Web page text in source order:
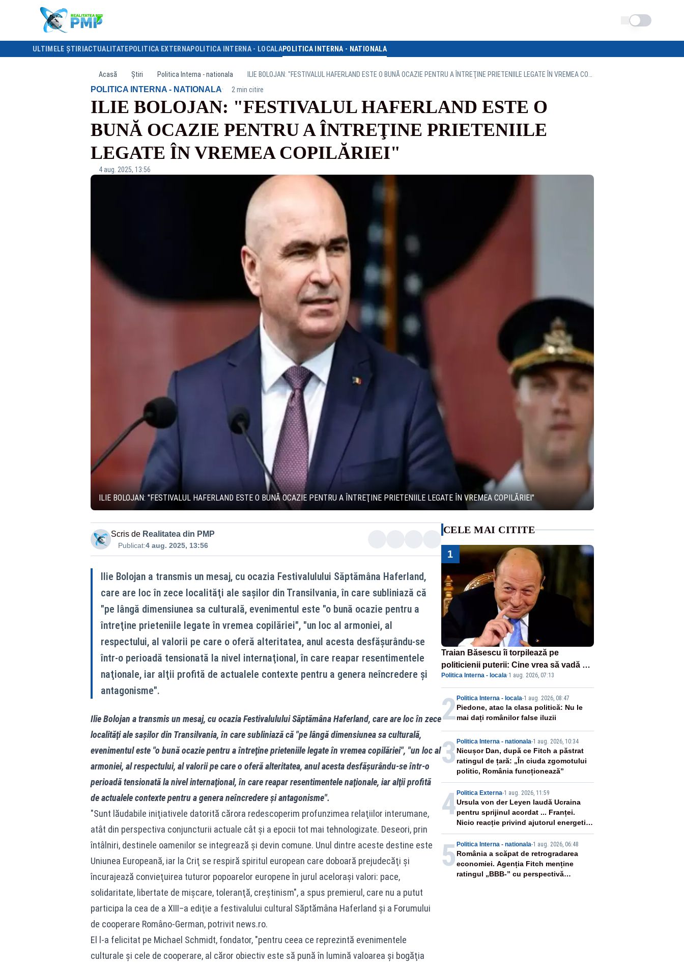
Schimba tema
ULTIMELE ȘTIRI ACTUALITATE POLITICA EXTERNAPOLITICA INTERNA - LOCALAPOLITICA INTERNA - NATIONALA
Acasă Știri Politica Interna - nationala
POLITICA INTERNA - NATIONALA· 2 min citire
ILIE BOLOJAN: "FESTIVALUL HAFERLAND ESTE O
BUNĂ OCAZIE PENTRU A ÎNTREŢINE PRIETENIILE
LEGATE ÎN VREMEA COPILĂRIEI"
4 aug. 2025, 13:56
ILIE BOLOJAN: "FESTIVALUL HAFERLAND ESTE O BUNĂ OCAZIE PENTRU A ÎNTREŢINE PRIETENIILE LEGATE ÎN VREMEA COPILĂRIEI"
Scris de Realitatea din PMP
Publicat:4 aug. 2025, 13:56
Ilie Bolojan a transmis un mesaj, cu ocazia Festivalulului Săptămâna Haferland,
care are loc în zece localităţi ale saşilor din Transilvania, în care subliniază că
"pe lângă dimensiunea sa culturală, evenimentul este "o bună ocazie pentru a
întreţine prieteniile legate în vremea copilăriei", "un loc al armoniei, al
respectului, al valorii pe care o oferă alteritatea, anul acesta desfăşurându-se
într-o perioadă tensionată la nivel internaţional, în care reapar resentimentele
naţionale, iar alţii profită de actualele contexte pentru a genera neîncredere şi
antagonisme".
Ilie Bolojan a transmis un mesaj, cu ocazia Festivalulului Săptămâna Haferland, care are loc în zece
localităţi ale saşilor din Transilvania, în care subliniază că "pe lângă dimensiunea sa culturală,
evenimentul este "o bună ocazie pentru a întreţine prieteniile legate în vremea copilăriei", "un loc al
armoniei, al respectului, al valorii pe care o oferă alteritatea, anul acesta desfăşurându-se într-o
perioadă tensionată la nivel internaţional, în care reapar resentimentele naţionale, iar alţii profită
de actualele contexte pentru a genera neîncredere şi antagonisme".
"Sunt lăudabile iniţiativele datorită cărora redescoperim profunzimea relaţiilor interumane,
atât din perspectiva conjuncturii actuale cât şi a epocii tot mai tehnologizate. Deseori, prin
întâlniri, destinele oamenilor se integrează şi devin comune. Unul dintre aceste destine este
Uniunea Europeană, iar la Criţ se respiră spiritul european care doboară prejudecăţi şi
încurajează convieţuirea tuturor popoarelor europene în jurul aceloraşi valori: pace,
solidaritate, libertate de mişcare, toleranţă, creştinism", a spus premierul, care nu a putut
participa la cea de a XIII–a ediţie a festivalului cultural Săptămâna Haferland şi a Forumului
de cooperare Româno-German, potrivit news.ro.
El l-a felicitat pe Michael Schmidt, fondator, "pentru ceea ce reprezintă evenimentele
culturale şi cele de cooperare, al căror obiectiv este să pună în lumină valoarea şi bogăţia
CELE MAI CITITE
1
Traian Băsescu îi torpilează pe
politicienii puterii: Cine vrea să vadă ce
înseamnă să fii prost, se uită la
România
Politica Interna - locala·1 aug. 2026, 07:13
2 Politica Interna - locala-1 aug. 2026, 08:47
Piedone, atac la clasa politică: Nu le
mai dați românilor false iluzii
3 Politica Interna - nationala-1 aug. 2026, 10:34
Nicușor Dan, după ce Fitch a păstrat
ratingul de țară: „În ciuda zgomotului
politic, România funcționează”
4 Politica Externa-1 aug. 2026, 11:59
Ursula von der Leyen laudă Ucraina
pentru sprijinul acordat ... Franței.
Nicio reacție privind ajutorul energetic
promis României
5 Politica Interna - nationala-1 aug. 2026, 06:48
România a scăpat de retrogradarea
economiei. Agenția Fitch menține
ratingul „BBB-” cu perspectivă